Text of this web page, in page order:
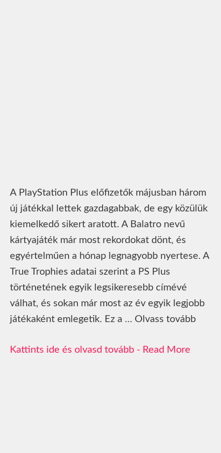
A PlayStation Plus előfizetők májusban három
új játékkal lettek gazdagabbak, de egy közülük
kiemelkedő sikert aratott. A Balatro nevű
kártyajáték már most rekordokat dönt, és
egyértelműen a hónap legnagyobb nyertese. A
True Trophies adatai szerint a PS Plus
történetének egyik legsikeresebb címévé
válhat, és sokan már most az év egyik legjobb
játékaként emlegetik. Ez a … Olvass tovább
Read More